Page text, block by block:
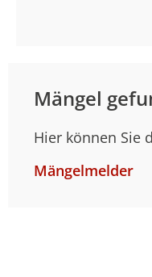
Mängel
Hier können Sie
Mängelmelder